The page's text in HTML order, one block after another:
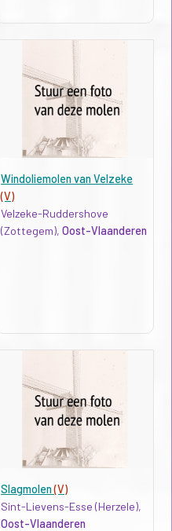
Windoliemolen van Velzeke
(V)
Velzeke-Ruddershove
(Zottegem),Oost-Vlaanderen
Slagmolen(V)
Sint-Lievens-Esse (Herzele),
Oost-Vlaanderen